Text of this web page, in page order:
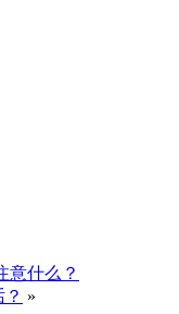
意什么？
»